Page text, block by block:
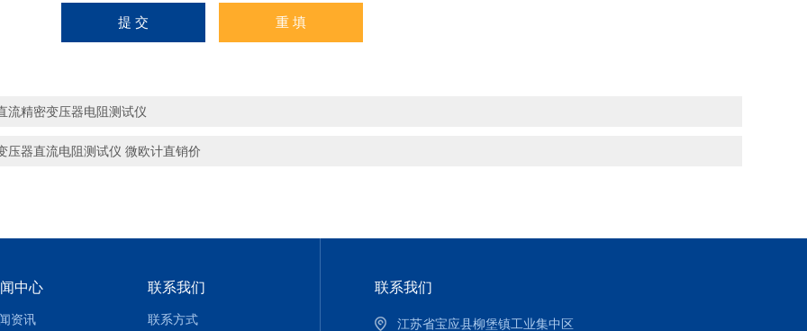
流精密变压器电阻测试仪
压器直流电阻测试仪 微欧计直销价
中心
资讯
联系我们
联系方式
联系我们
江苏省宝应县柳堡镇工业集中区